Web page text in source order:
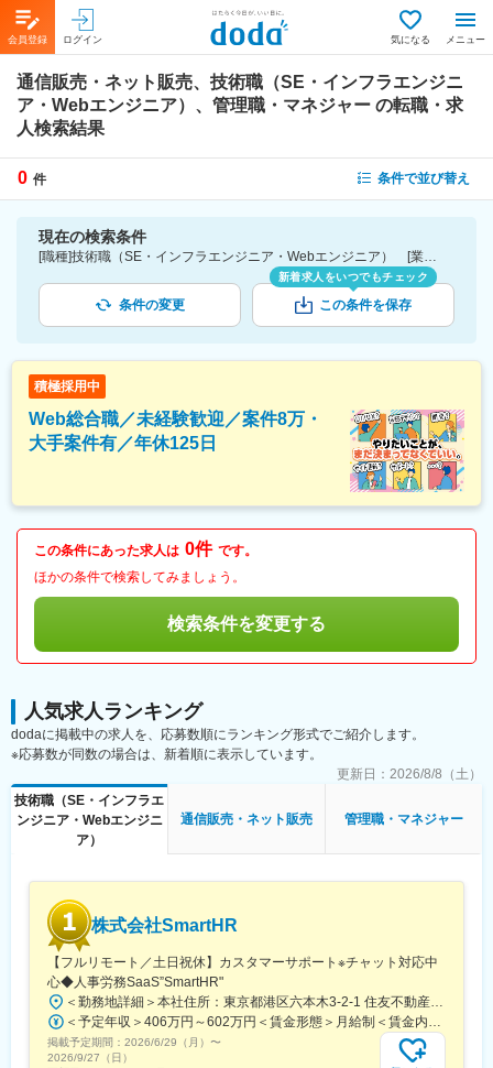
会員登録 ログイン 気になる メニュー
通信販売・ネット販売、技術職（SE・インフラエンジニ
ア・Webエンジニア）、管理職・マネジャー の転職・求
人検索結果
0 件 条件で並び替え
現在の検索条件
[職種]技術職（SE・インフラエンジニア・Webエンジニア） [業種]通信販売・ネット販売-小売業界 [詳細条件](仕事内容)管理職・マネジャー
条件の変更
新着求人をいつでもチェック
この条件を保存
積極採用中
Web総合職／未経験歓迎／案件8万・
大手案件有／年休125日
この条件にあった求人は 0件 です。
ほかの条件で検索してみましょう。
検索条件を変更する
人気求人ランキング
dodaに掲載中の求人を、応募数順にランキング形式でご紹介します。
※応募数が同数の場合は、新着順に表示しています。
更新日： 2026/8/8（土）
技術職（SE・インフラエ
ンジニア・Webエンジニ
ア）
通信販売・ネット販売 管理職・マネジャー
株式会社SmartHR
【フルリモート／土日祝休】カスタマーサポート※チャット対応中
心◆人事労務SaaS”SmartHR"
掲載予定期間： 2026/6/29（月） 〜
2026/9/27（日）